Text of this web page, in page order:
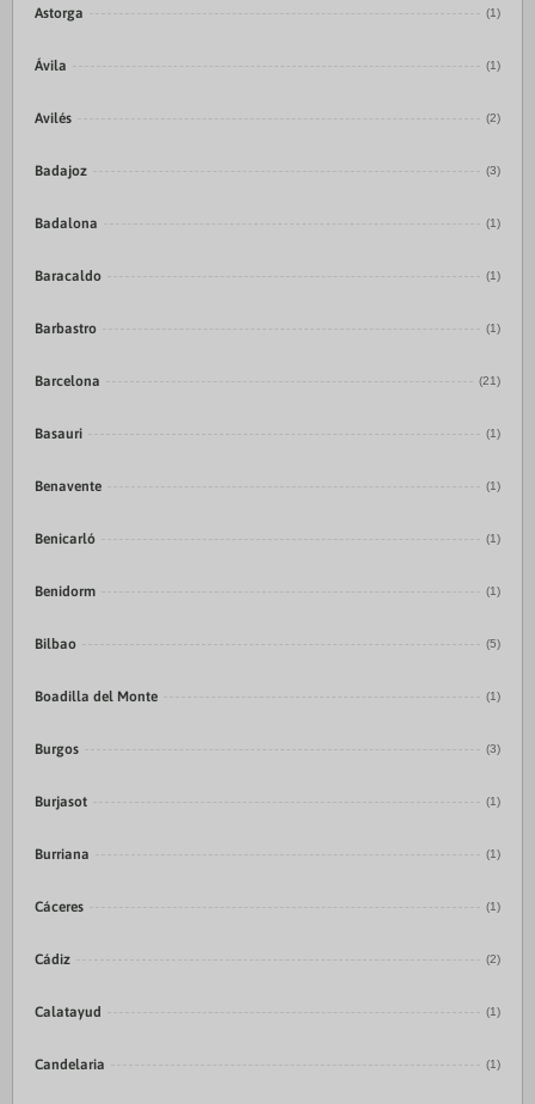
Astorga (1)
Ávila (1)
Avilés (2)
Badajoz (3)
Badalona (1)
Baracaldo (1)
Barbastro (1)
Barcelona (21)
Basauri (1)
Benavente (1)
Benicarló (1)
Benidorm (1)
Bilbao (5)
Boadilla del Monte (1)
Burgos (3)
Burjasot (1)
Burriana (1)
Cáceres (1)
Cádiz (2)
Calatayud (1)
Candelaria (1)